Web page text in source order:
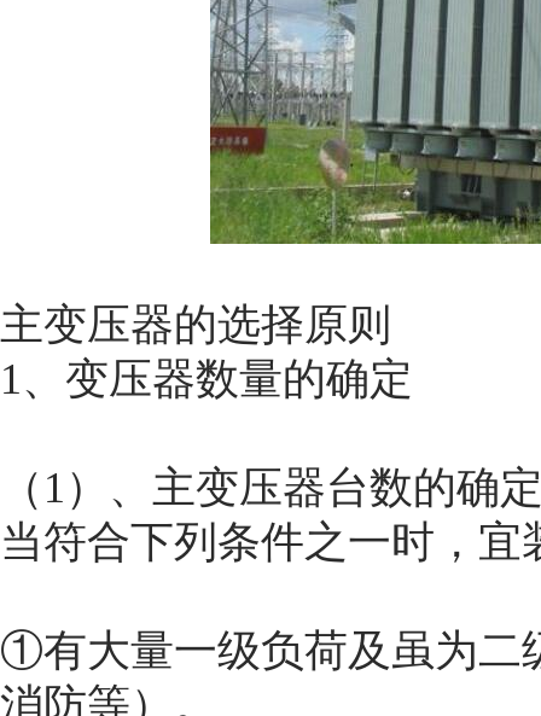
主变压器的选择原则
1、变压器数量的确定
（1）、主变压器台数的确
当符合下列条件之一时，
①有大量一级负荷及虽为二
消防等）。